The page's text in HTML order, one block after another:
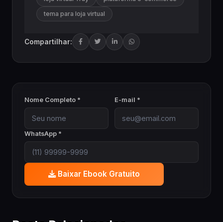
tema para loja virtual
Compartilhar:
Nome Completo * E-mail *
WhatsApp *
Baixar Ebook Gratuito